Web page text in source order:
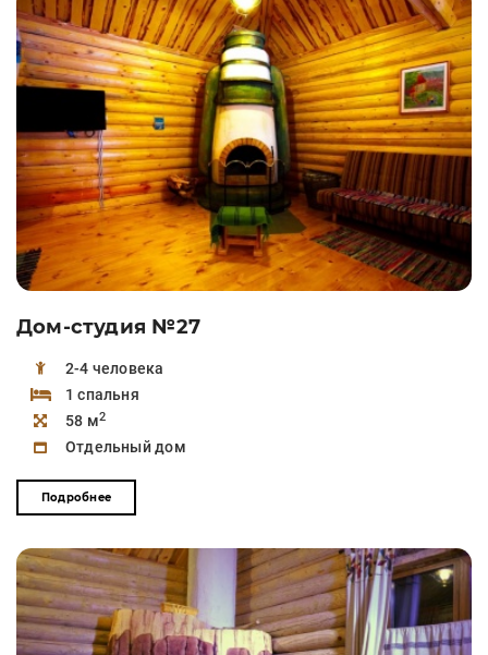
Дом-студия №27
2-4 человека
1 спальня
58 м2
Отдельный дом
Подробнее